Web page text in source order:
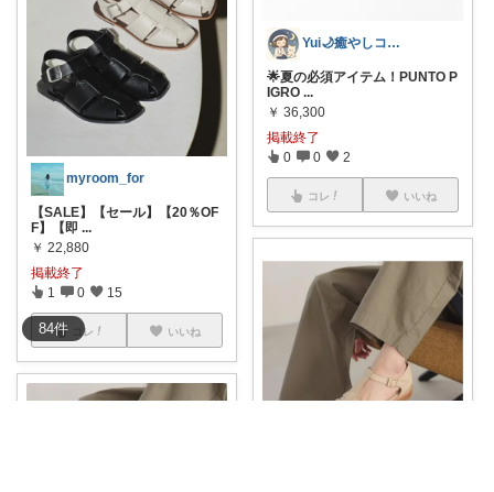
84件
myroom_for
【SALE】【セール】【20％OF
F】【即 ...
￥ 22,880
掲載終了
1 0 15
コレ いいね
Yui🌙癒やしコーディネーター
🌟夏の必須アイテム！PUNTO P
IGRO ...
￥ 36,300
掲載終了
0 0 2
コレ いいね